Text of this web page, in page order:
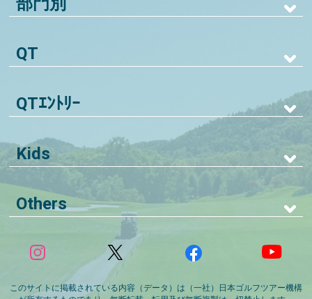
QT
QTｴﾝﾄﾘｰ
Kids
Others
このサイトに掲載されている内容（データ）は（一社）日本ゴルフツアー機構